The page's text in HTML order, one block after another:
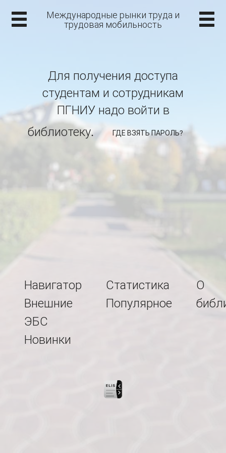
Международные рынки труда и
трудовая мобильность
Для получения доступа
студентам и сотрудникам
ПГНИУ надо войти в
библиотеку.
ГДЕ ВЗЯТЬ ПАРОЛЬ?
Навигатор
Внешние
ЭБС
Новинки
Статистика
Популярное
О